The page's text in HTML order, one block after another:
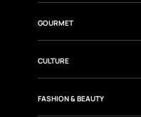
TRAVEL
GOURMET